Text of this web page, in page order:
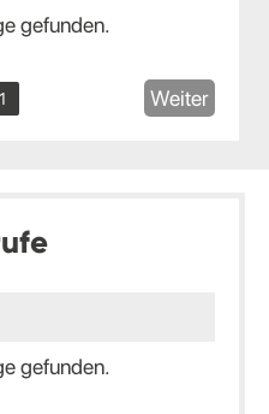
gefunden.
1 Weiter
gefunden.